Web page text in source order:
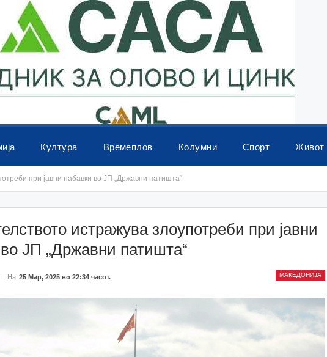
Култура Времеплов Колумни Спорт Живот
при јавни набавки во ЈП „Државни патишта“
истражува злоупотреби при јавни
ЈП „Државни патишта“
МАКЕДОНИЈА
На 25 Мар, 2025 во 22:34 часот.